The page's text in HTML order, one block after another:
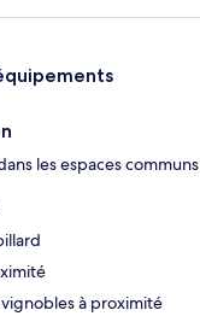
les espaces communs
à proximité